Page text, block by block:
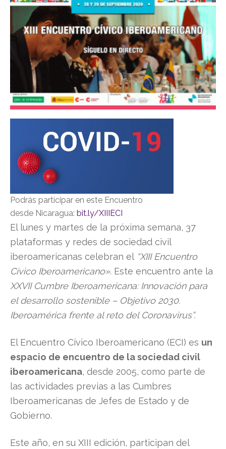
Podrás participar en este Encuentro
desde Nicaragua: bit.ly/XIIIECI
El lunes y martes de la próxima semana, 37
plataformas y redes de sociedad civil
iberoamericanas celebran el “XIII Encuentro
Cívico Iberoamericano». Este encuentro ante la
XXVII Cumbre Iberoamericana: Innovación para
el desarrollo sostenible – Objetivo 2030.
Iberoamérica frente al reto del Coronavirus”.
El Encuentro Cívico Iberoamericano (ECI) es un
espacio de encuentro de la sociedad civil
iberoamericana, desde 2005, como parte de
las actividades previas a las Cumbres
Iberoamericanas de Jefes de Estado y de
Gobierno.
Este año, en su XIII edición, participan del